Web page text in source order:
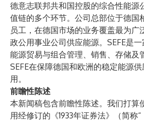
德意志联邦共和国控股的综合性能源
值链的多个环节。公司总部位于德国
员工，在德国市场的业务覆盖最为广
政公用事业公司供应能源。SEFE是
能源贸易与组合管理、销售、存储及
SEFE在保障德国和欧洲的稳定能源
用。
前瞻性陈述
本新闻稿包含前瞻性陈述。我们打算
用经修订的《1933年证券法》（简称